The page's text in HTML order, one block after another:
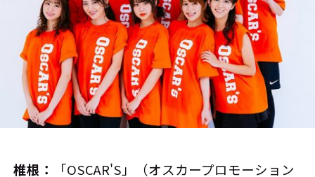
椎根：
「OSCAR'S」（オスカープロモーション